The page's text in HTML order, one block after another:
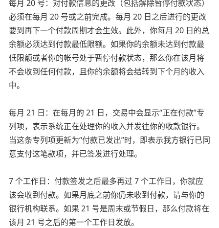
每月 20 号：对付款信息的更改（包括解除暂停付款状态）
必须在每月 20 号或之前完成。每月 20 日之后进行的更改
要到再下一个付款周期才会生效。此外，你每月 20 日的总
余额必须达到付款最低限额。如果你的余额未达到付款最
低限额或者你的帐号处于暂停付款状态，那么你在该月将
不会收到任何付款，且你的余额将会结转到下个月的收入
中。
每月 21 日：在每月的 21 日，交易中会显示“正在付款”专
列项，表示系统正在处理你的收入并发往你的收款银行。
当这条专列项更新为“付款已发出”时，即表示我方银行已同
意支付这笔款项，并已签发进行处理。
7 个工作日：付款签发之后最多再过 7 个工作日，你就应
该会收到付款。如果月底之前你仍未收到付款，请与你的
银行机构联系。如果 21 号是周末或节假日，那么付款将在
该月 21 号之后的第一个工作日发放。